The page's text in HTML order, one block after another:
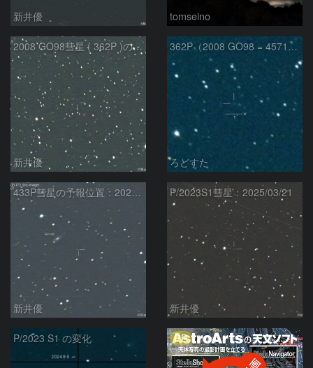
新井優 tomseino
2008 GO98彗星 ( 362P )の予報位置：2025/09/25
新井優
362P（2008 GO98 = 457175）
ろどすた
433P彗星の予報位置：2025/05/04
新井優
P/2023S1彗星：2025/03/21
新井優
P/2023 S1 の変化 PR